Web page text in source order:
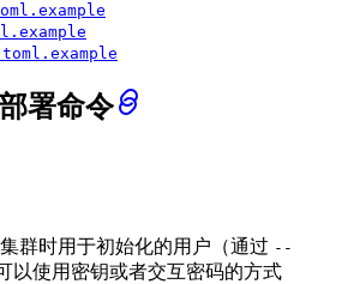
署命令
群时用于初始化的用户（通过 --
以使用密钥或者交互密码的方式